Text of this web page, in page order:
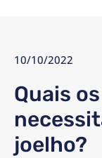
10/10/2022
Quais
joelho?